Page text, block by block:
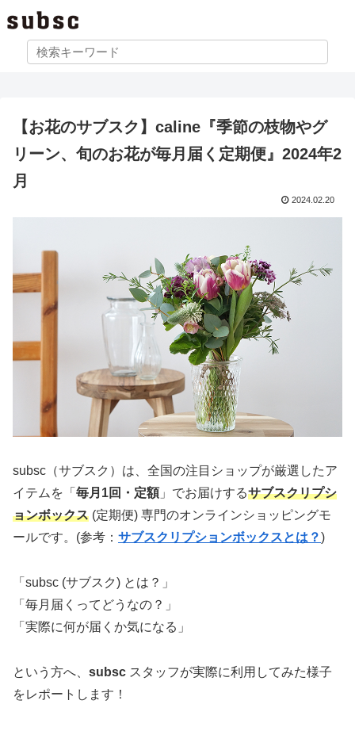
【お花のサブスク】caline『季節の枝物やグ
リーン、旬のお花が毎月届く定期便』2024年2
月
2024.02.20
subsc（サブスク）は、全国の注目ショップが厳選したア
イテムを「 毎月1回・定額」でお届けするサブスクリプシ
ョンボックス (定期便) 専門のオンラインショッピングモ
ールです。(参考： サブスクリプションボックスとは？)
「subsc (サブスク) とは？」
「毎月届くってどうなの？」
「実際に何が届くか気になる」
という方へ、 subsc スタッフが実際に利用してみた様子
をレポートします！